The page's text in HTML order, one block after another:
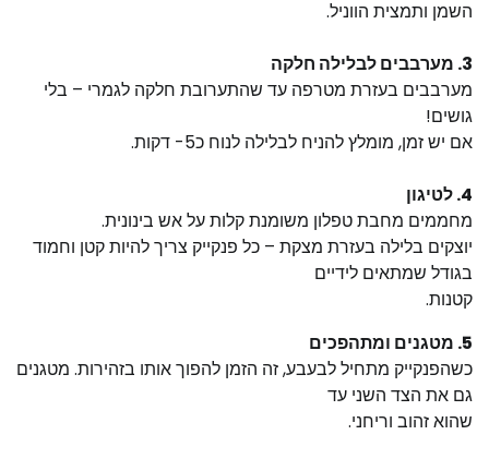
השמן ותמצית הווניל.
3. מערבבים לבלילה חלקה
מערבבים בעזרת מטרפה עד שהתערובת חלקה לגמרי – בלי
גושים!
אם יש זמן, מומלץ להניח לבלילה לנוח כ5- דקות.
4. לטיגון
מחממים מחבת טפלון משומנת קלות על אש בינונית.
יוצקים בלילה בעזרת מצקת – כל פנקייק צריך להיות קטן וחמוד
בגודל שמתאים לידיים
קטנות.
5. מטגנים ומתהפכים
כשהפנקייק מתחיל לבעבע, זה הזמן להפוך אותו בזהירות. מטגנים
גם את הצד השני עד
שהוא זהוב וריחני.